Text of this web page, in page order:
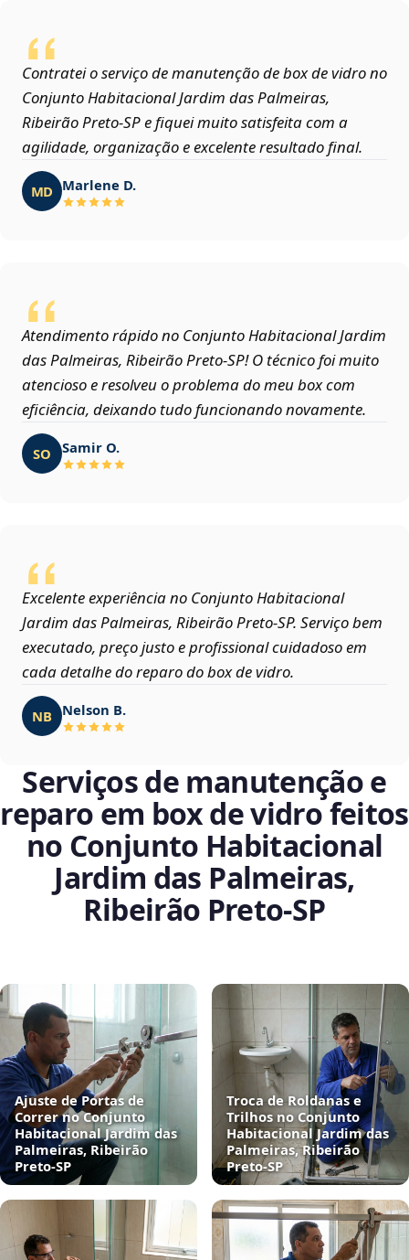
Contratei o serviço de manutenção de box de vidro no
Conjunto Habitacional Jardim das Palmeiras,
Ribeirão Preto‑SP e fiquei muito satisfeita com a
agilidade, organização e excelente resultado final.
MD Marlene D.
Atendimento rápido no Conjunto Habitacional Jardim
das Palmeiras, Ribeirão Preto‑SP! O técnico foi muito
atencioso e resolveu o problema do meu box com
eficiência, deixando tudo funcionando novamente.
SO Samir O.
Excelente experiência no Conjunto Habitacional
Jardim das Palmeiras, Ribeirão Preto‑SP. Serviço bem
executado, preço justo e profissional cuidadoso em
cada detalhe do reparo do box de vidro.
NB Nelson B.
Serviços de manutenção e
reparo em box de vidro feitos
no Conjunto Habitacional
Jardim das Palmeiras,
Ribeirão Preto‑SP
Ajuste de Portas de
Correr no Conjunto
Habitacional Jardim das
Palmeiras, Ribeirão
Preto‑SP
Troca de Roldanas e
Trilhos no Conjunto
Habitacional Jardim das
Palmeiras, Ribeirão
Preto‑SP